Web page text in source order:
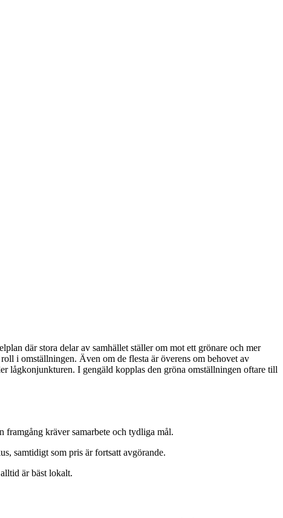
där stora delar av samhället ställer om mot ett grönare och mer
i omställningen. Även om de flesta är överens om behovet av
lågkonjunkturen. I gengäld kopplas den gröna omställningen oftare till
kräver samarbete och tydliga mål.
samtidigt som pris är fortsatt avgörande.
är bäst lokalt.